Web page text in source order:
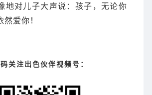
地对儿子大声说：孩子，无论你
爱你！
关注出色伙伴视频号：